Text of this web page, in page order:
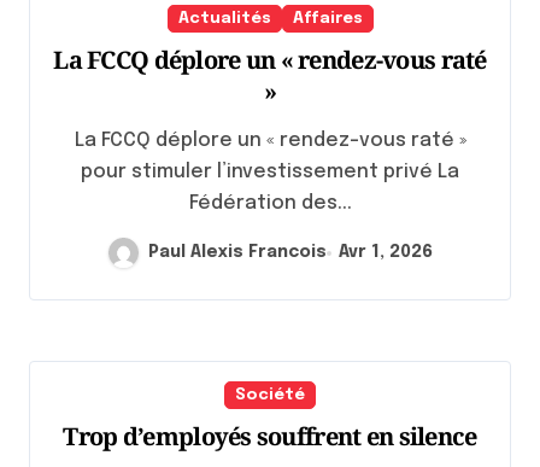
Actualités Affaires
La FCCQ déplore un « rendez-vous raté
»
La FCCQ déplore un « rendez-vous raté »
pour stimuler l’investissement privé La
Fédération des...
Paul Alexis Francois Avr 1, 2026
Société
Trop d’employés souffrent en silence